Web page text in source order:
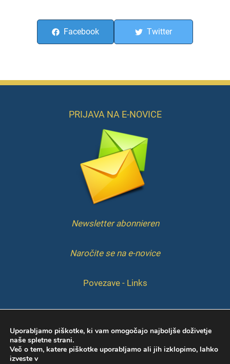
Facebook Twitter
PRIJAVA NA E-NOVICE
Newsletter abonnieren
Naročite se na e-novice
Povezave - Links
IMPRESSUM
Uporabljamo piškotke, ki vam omogočajo najboljše doživetje
naše spletne strani.
Več o tem, katere piškotke uporabljamo ali jih izklopimo, lahko
izveste v